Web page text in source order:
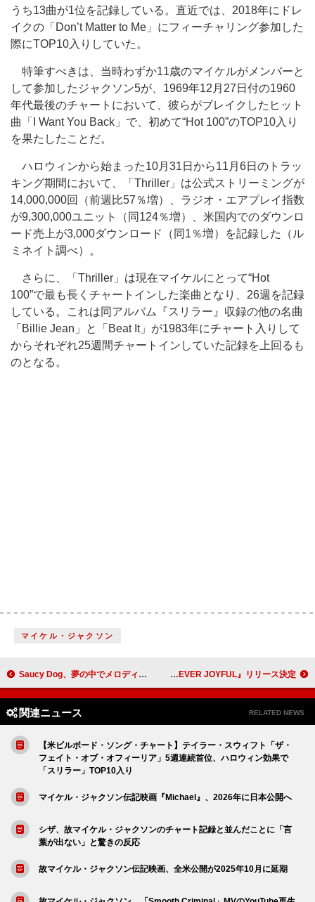
うち13曲が1位を記録している。直近では、2018年にドレ
イクの「Don’t Matter to Me」にフィーチャリング参加した
際にTOP10入りしていた。
特筆すべきは、当時わずか11歳のマイケルがメンバーと
して参加したジャクソン5が、1969年12月27日付の1960
年代最後のチャートにおいて、彼らがブレイクしたヒット
曲「I Want You Back」で、初めて“Hot 100”のTOP10入り
を果たしたことだ。
ハロウィンから始まった10月31日から11月6日のトラッ
キング期間において、「Thriller」は公式ストリーミングが
14,000,000回（前週比57％増）、ラジオ・エアプレイ指数
が9,300,000ユニット（同124％増）、米国内でのダウンロ
ード売上が3,000ダウンロード（同1％増）を記録した（ル
ミネイト調べ）。
さらに、「Thriller」は現在マイケルにとって“Hot
100”で最も長くチャートインした楽曲となり、26週を記録
している。これは同アルバム『スリラー』収録の他の名曲
「Billie Jean」と「Beat It」が1983年にチャート入りして
からそれぞれ25週間チャートインしていた記録を上回るも
のとなる。
マイケル・ジャクソン
Saucy Dog、夢の中でメロディが浮かんだ新曲「エデンの部屋」はストレートなラブソング 愛内里菜、デビュー25周年記念フルアルバム『EVER JOYFUL』リリース決定
関連ニュース RELATED NEWS
【米ビルボード・ソング・チャート】テイラー・スウィフト「ザ・
フェイト・オブ・オフィーリア」5週連続首位、ハロウィン効果で
「スリラー」TOP10入り
マイケル・ジャクソン伝記映画『Michael』、2026年に日本公開へ
シザ、故マイケル・ジャクソンのチャート記録と並んだことに「言
葉が出ない」と驚きの反応
故マイケル・ジャクソン伝記映画、全米公開が2025年10月に延期